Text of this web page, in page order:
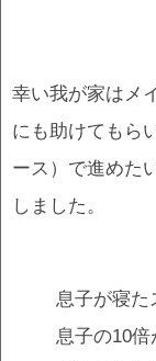
幸い我が家はメ
にも助けてもら
ース）で進めた
しました。
息子が寝た
息子の10